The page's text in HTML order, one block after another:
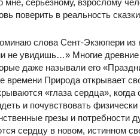
мне, серьезному, взрослому
поверить в реальность
слова Сент-Экзюпери
не увидишь…» Многие
даже называли его
времени Природа открывает
«глаза сердца»,
и почувствовать
грезы и
сердцу в новом, истинном